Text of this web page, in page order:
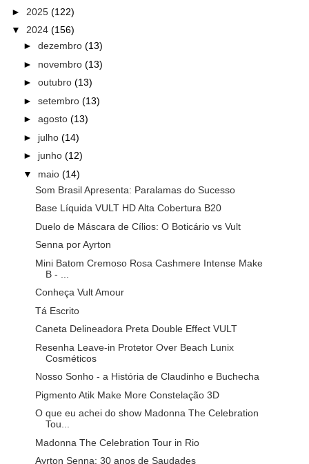
► 2025 (122)
▼ 2024 (156)
► dezembro (13)
► novembro (13)
► outubro (13)
► setembro (13)
► agosto (13)
► julho (14)
► junho (12)
▼ maio (14)
Som Brasil Apresenta: Paralamas do Sucesso
Base Líquida VULT HD Alta Cobertura B20
Duelo de Máscara de Cílios: O Boticário vs Vult
Senna por Ayrton
Mini Batom Cremoso Rosa Cashmere Intense Make
B - ...
Conheça Vult Amour
Tá Escrito
Caneta Delineadora Preta Double Effect VULT
Resenha Leave-in Protetor Over Beach Lunix
Cosméticos
Nosso Sonho - a História de Claudinho e Buchecha
Pigmento Atik Make More Constelação 3D
O que eu achei do show Madonna The Celebration
Tou...
Madonna The Celebration Tour in Rio
Ayrton Senna: 30 anos de Saudades